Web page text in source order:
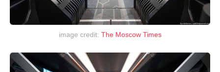
image credit: The Moscow Times